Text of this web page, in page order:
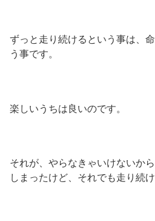
ずっと走り続けるという事は、
う事です。
楽しいうちは良いのです。
それが、やらなきゃいけないか
しまったけど、それでも走り続け